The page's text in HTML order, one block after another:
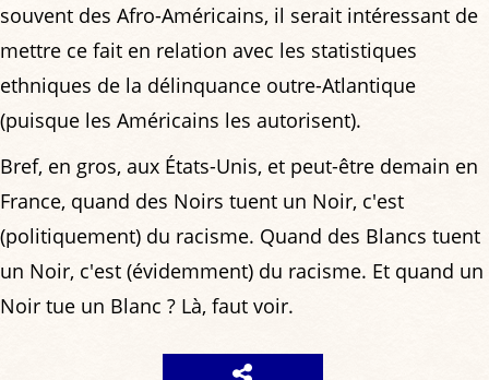
souvent des Afro-Américains, il serait intéressant de
mettre ce fait en relation avec les statistiques
ethniques de la délinquance outre-Atlantique
(puisque les Américains les autorisent).
Bref, en gros, aux États-Unis, et peut-être demain en
France, quand des Noirs tuent un Noir, c'est
(politiquement) du racisme. Quand des Blancs tuent
un Noir, c'est (évidemment) du racisme. Et quand un
Noir tue un Blanc ? Là, faut voir.